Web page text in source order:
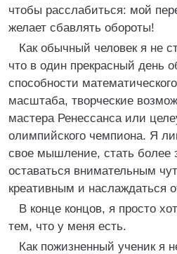
чтобы расслабиться: мой
желает сбавлять обороты!
Как обычный человек я не
что в один прекрасный день
способности
масштаба, творческие
мастера Ренессанса или
олимпийского чемпиона. Я
свое мышление, стать более
оставаться внимательным
креативным и наслаждаться
В конце концов, я просто
тем, что у меня есть.
Как пожизненный ученик я